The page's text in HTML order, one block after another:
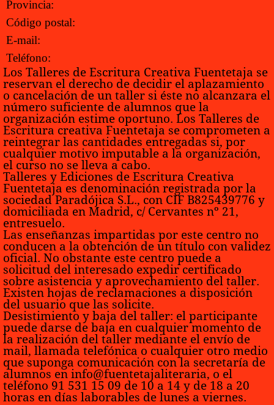
Provincia:
Código postal:
E-mail:
Teléfono:
Los Talleres de Escritura Creativa Fuentetaja se
reservan el derecho de decidir el aplazamiento
o cancelación de un taller si éste no alcanzara el
número suficiente de alumnos que la
organización estime oportuno. Los Talleres de
Escritura creativa Fuentetaja se comprometen a
reintegrar las cantidades entregadas si, por
cualquier motivo imputable a la organización,
el curso no se lleva a cabo.
Talleres y Ediciones de Escritura Creativa
Fuentetaja es denominación registrada por la
sociedad Paradójica S.L., con CIF B825439776 y
domiciliada en Madrid, c/ Cervantes nº 21,
entresuelo.
Las enseñanzas impartidas por este centro no
conducen a la obtención de un título con validez
oficial. No obstante este centro puede a
solicitud del interesado expedir certificado
sobre asistencia y aprovechamiento del taller.
Existen hojas de reclamaciones a disposición
del usuario que las solicite.
Desistimiento y baja del taller: el participante
puede darse de baja en cualquier momento de
la realización del taller mediante el envío de
mail, llamada telefónica o cualquier otro medio
que suponga comunicación con la secretaría de
alumnos en info@fuentetajaliteraria, o el
teléfono 91 531 15 09 de 10 a 14 y de 18 a 20
horas en días laborables de lunes a viernes.